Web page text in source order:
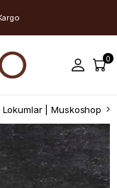
0
Lokumlar | Muskoshop